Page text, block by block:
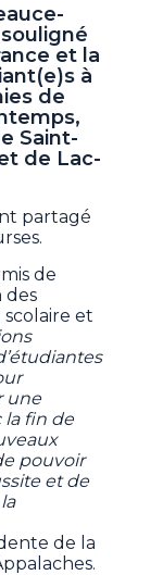
et la
à
de
Saint-
de Lac-
partagé
de
des
et
une
la fin de
pouvoir
et de
de la